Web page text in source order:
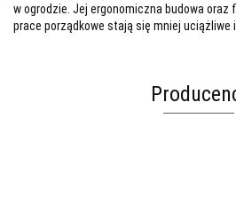
w ogrodzie. Jej ergonomiczna budowa oraz
prace porządkowe stają się mniej uciążliwe